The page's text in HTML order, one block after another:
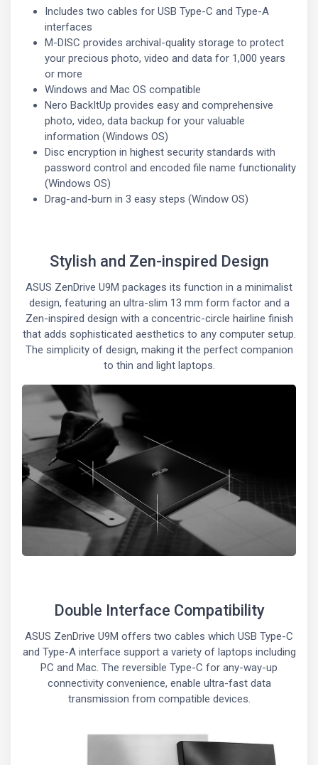
Includes two cables for USB Type-C and Type-A
interfaces
M-DISC provides archival-quality storage to protect
your precious photo, video and data for 1,000 years
or more
Windows and Mac OS compatible
Nero BackItUp provides easy and comprehensive
photo, video, data backup for your valuable
information (Windows OS)
Disc encryption in highest security standards with
password control and encoded file name functionality
(Windows OS)
Drag-and-burn in 3 easy steps (Window OS)
Stylish and Zen-inspired Design
ASUS ZenDrive U9M packages its function in a minimalist
design, featuring an ultra-slim 13 mm form factor and a
Zen-inspired design with a concentric-circle hairline finish
that adds sophisticated aesthetics to any computer setup.
The simplicity of design, making it the perfect companion
to thin and light laptops.
Double Interface Compatibility
ASUS ZenDrive U9M offers two cables which USB Type-C
and Type-A interface support a variety of laptops including
PC and Mac. The reversible Type-C for any-way-up
connectivity convenience, enable ultra-fast data
transmission from compatible devices.